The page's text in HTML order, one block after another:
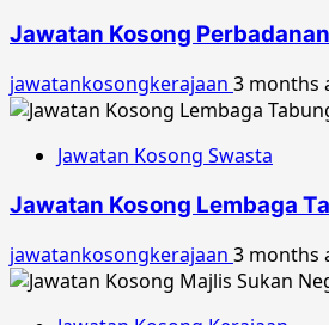
Jawatan Kosong
jawatankosongkerajaan 3 months
Jawatan Kosong Swasta
Jawatan Kosong Lembaga
jawatankosongkerajaan 3 months